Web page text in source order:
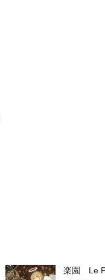
楽園 Le